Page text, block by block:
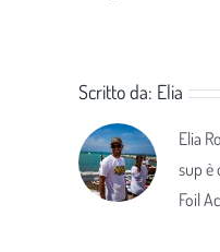
Scritto da: Elia
Elia
sup è
Foil